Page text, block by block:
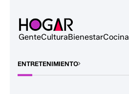
GenteCulturaBienestarCocina
ENTRETENIMIENTO